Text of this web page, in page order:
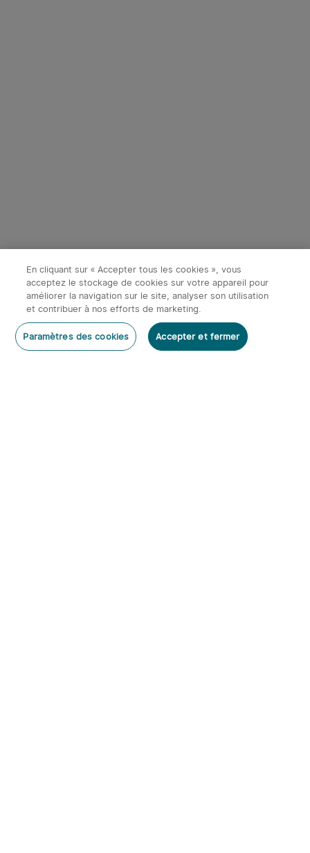
En cliquant sur « Accepter tous les cookies », vous
acceptez le stockage de cookies sur votre appareil pour
améliorer la navigation sur le site, analyser son utilisation
et contribuer à nos efforts de marketing.
Paramètres des cookies Accepter et fermer